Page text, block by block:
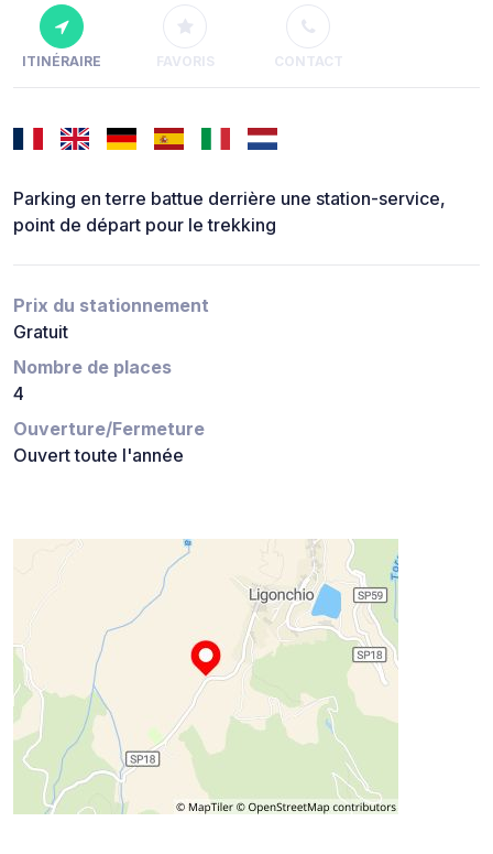
ITINÉRAIRE FAVORIS CONTACT
Parking en terre battue derrière une station-service,
point de départ pour le trekking
Prix du stationnement
Gratuit
Nombre de places
4
Ouverture/Fermeture
Ouvert toute l'année